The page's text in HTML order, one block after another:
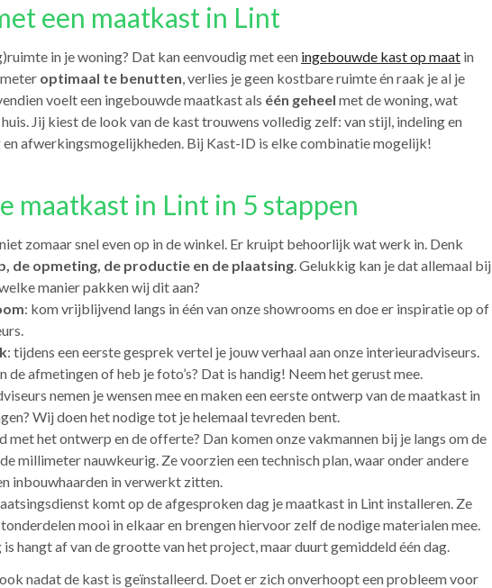
een maatkast in Lint
in je woning? Dat kan eenvoudig met een ingebouwde kast op maat in
optimaal te benutten, verlies je geen kostbare ruimte én raak je al je
voelt een ingebouwde maatkast als één geheel met de woning, wat
Jij kiest de look van de kast trouwens volledig zelf: van stijl, indeling en
afwerkingsmogelijkheden. Bij Kast-ID is elke combinatie mogelijk!
maatkast in Lint in 5 stappen
zomaar snel even op in de winkel. Er kruipt behoorlijk wat werk in. Denk
de opmeting, de productie en de plaatsing. Gelukkig kan je dat allemaal bij
manier pakken wij dit aan?
: kom vrijblijvend langs in één van onze showrooms en doe er inspiratie op of
: tijdens een eerste gesprek vertel je jouw verhaal aan onze interieuradviseurs.
de afmetingen of heb je foto’s? Dat is handig! Neem het gerust mee.
nemen je wensen mee en maken een eerste ontwerp van de maatkast in
Wij doen het nodige tot je helemaal tevreden bent.
met het ontwerp en de offerte? Dan komen onze vakmannen bij je langs om de
millimeter nauwkeurig. Ze voorzien een technisch plan, waar onder andere
inbouwhaarden in verwerkt zitten.
komt op de afgesproken dag je maatkast in Lint installeren. Ze
mooi in elkaar en brengen hiervoor zelf de nodige materialen mee.
is hangt af van de grootte van het project, maar duurt gemiddeld één dag.
nadat de kast is geïnstalleerd. Doet er zich onverhoopt een probleem voor